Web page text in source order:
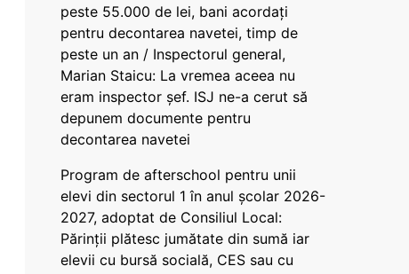
peste 55.000 de lei, bani acordați
pentru decontarea navetei, timp de
peste un an / Inspectorul general,
Marian Staicu: La vremea aceea nu
eram inspector șef. ISJ ne-a cerut să
depunem documente pentru
decontarea navetei
Program de afterschool pentru unii
elevi din sectorul 1 în anul școlar 2026-
2027, adoptat de Consiliul Local:
Părinții plătesc jumătate din sumă iar
elevii cu bursă socială, CES sau cu